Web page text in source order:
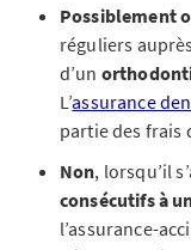
Possiblement
réguliers
d’un
L’assurance
partie des frais
Non, lorsqu’il
consécutifs à
l’assurance-